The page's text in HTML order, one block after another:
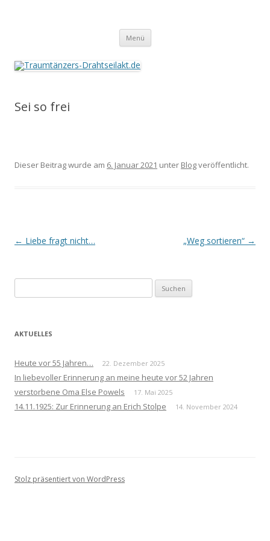
Menü Springe
Inhalt
Sei so frei
Dieser Beitrag wurde am 6. Januar 2021 unter Blogveröffentlicht.
Beitrags-
← Liebe fragt nicht… „Weg sortieren“ →
nach:
AKTUELLES
Heute vor 55 Jahren… 22. Dezember 2025
In liebevoller Erinnerung an meine heute vor 52 Jahren
verstorbene Oma Else Powels
17. Mai 2025
14.11.1925: Zur Erinnerung an Erich Stolpe 14. November 2024
Stolz präsentiert von WordPress